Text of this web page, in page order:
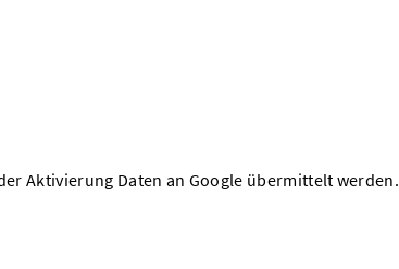
Aktivierung Daten an Google übermittelt werden.